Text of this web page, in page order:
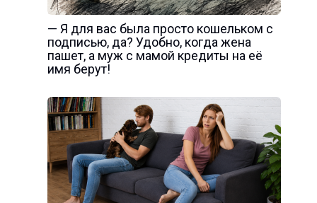
— Я для вас была просто кошельком с
подписью, да? Удобно, когда жена
пашет, а муж с мамой кредиты на её
имя берут!